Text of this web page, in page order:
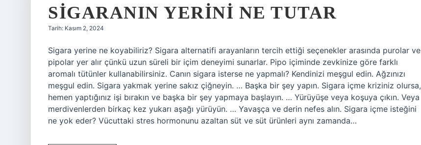
SIGARANIN YERINI NE TUTAR
Tarih: Kasım 2, 2024
Sigara yerine ne koyabiliriz? Sigara alternatifi arayanların tercih ettiği seçenekler arasında purolar ve
pipolar yer alır çünkü uzun süreli bir içim deneyimi sunarlar. Pipo içiminde zevkinize göre farklı
aromalı tütünler kullanabilirsiniz. Canın sigara isterse ne yapmalı? Kendinizi meşgul edin. Ağzınızı
meşgul edin. Sigara yakmak yerine sakız çiğneyin. … Başka bir şey yapın. Sigara içme kriziniz olursa,
hemen yaptığınız işi bırakın ve başka bir şey yapmaya başlayın. … Yürüyüşe veya koşuya çıkın. Veya
merdivenlerden birkaç kez yukarı aşağı yürüyün. … Yavaşça ve derin nefes alın. Sigara içme isteğini
ne yok eder? Vücuttaki stres hormonunu azaltan süt ve süt ürünleri aynı zamanda…